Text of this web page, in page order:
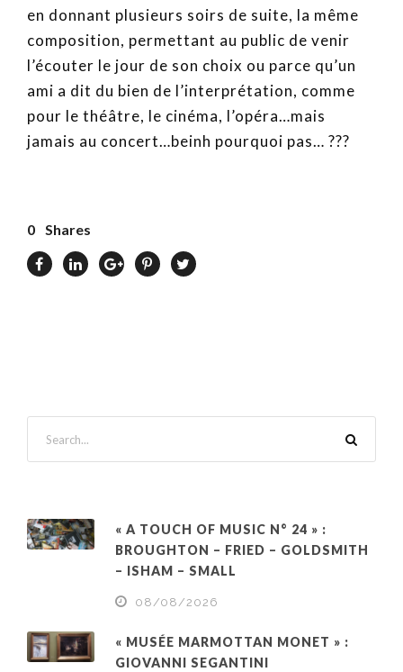
en donnant plusieurs soirs de suite, la même
composition, permettant au public de venir
l’écouter le jour de son choix ou parce qu’un
ami a dit du bien de l’interprétation, comme
pour le théâtre, le cinéma, l’opéra…mais
jamais au concert…beinh pourquoi pas… ???
0 Shares
« A TOUCH OF MUSIC N° 24 » :
BROUGHTON – FRIED – GOLDSMITH
– ISHAM – SMALL
08/08/2026
« MUSÉE MARMOTTAN MONET » :
GIOVANNI SEGANTINI